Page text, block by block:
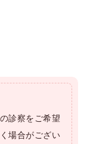
診察をご希望
場合がござい